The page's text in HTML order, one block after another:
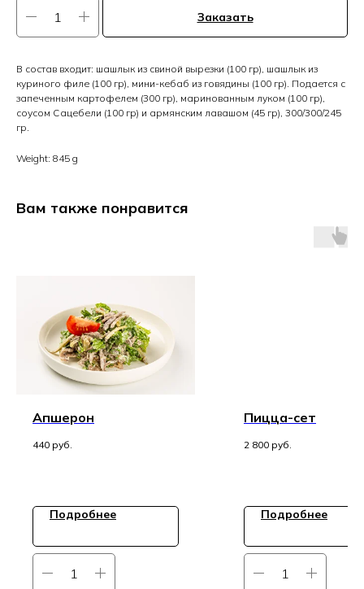
Заказать
В состав входит: шашлык из свиной вырезки (100 гр), шашлык из
куриного филе (100 гр), мини-кебаб из говядины (100 гр). Подается с
запеченным картофелем (300 гр), маринованным луком (100 гр),
соусом Сацебели (100 гр) и армянским лавашом (45 гр), 300/300/245
гр.
Weight: 845 g
Вам также понравится
Апшерон
440 руб.
Подробнее
Пицца-сет
2 800 руб.
Подробнее